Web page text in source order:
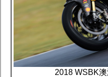
2018 WSBK